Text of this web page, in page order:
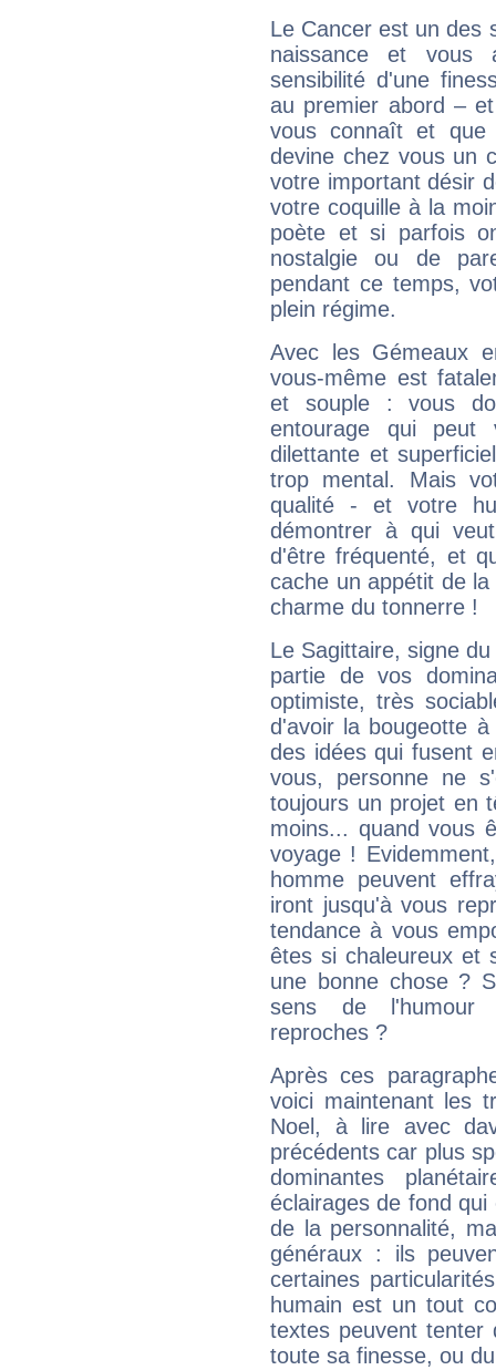
Le Cancer est un des
naissance et vous
sensibilité d'une
au premier abord –
vous connaît et
devine chez vous un
votre important désir
votre coquille à la
poète et si parfois
nostalgie ou de
pendant ce temps,
plein régime.
Avec les Gémeaux
vous-même est
et souple : vous
entourage qui
dilettante et
trop mental. Mais
qualité - et votre
démontrer à qui
d'être fréquenté, et
cache un appétit de
charme du tonnerre !
Le Sagittaire, signe
partie de vos
optimiste, très
d'avoir la bougeotte
des idées qui fusent
vous, personne ne
toujours un projet en
moins... quand vous
voyage !
homme peuvent
iront jusqu'à vous
tendance à vous
êtes si chaleureux et
une bonne chose ?
sens de l'humour
reproches ?
Après ces
voici maintenant les
Noel, à lire avec
précédents car plus
dominantes
éclairages de fond
de la personnalité,
généraux : ils
certaines
humain est un tout
textes peuvent tenter
toute sa finesse, ou